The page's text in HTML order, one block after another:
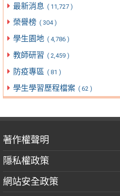
最新消息 ( 11,727 )
榮譽榜 ( 304 )
學生園地 ( 4,786 )
教師研習 ( 2,459 )
防疫專區 ( 81 )
學生學習歷程檔案 ( 62 )
著作權聲明
隱私權政策
網站安全政策